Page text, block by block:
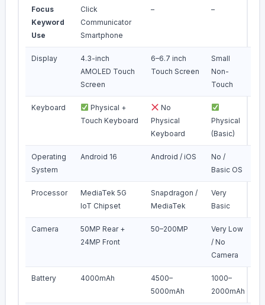
Focus
Keyword
Use
Click
Communicator
Smartphone
– –
Display
4.3-inch
AMOLED Touch
Screen
6–6.7 inch
Touch Screen
Small
Non-
Touch
Keyboard
Physical +
Touch Keyboard
No
Physical
Keyboard
Physical
(Basic)
Operating
System
Android 16 Android / iOS
No /
Basic OS
Processor
MediaTek 5G
IoT Chipset
Snapdragon /
MediaTek
Very
Basic
Camera
50MP Rear +
24MP Front
50–200MP
Very Low
/ No
Camera
Battery 4000mAh
4500–
5000mAh
1000–
2000mAh